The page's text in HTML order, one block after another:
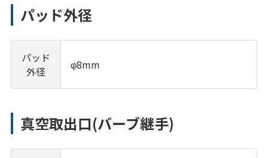
パッド外径
パッド
外径
φ8mm
真空取出口(バーブ継手)